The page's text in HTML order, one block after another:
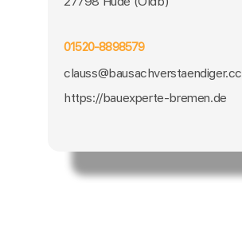
01520-8898579
clauss@bausachverstaendiger.cc
https://bauexperte-bremen.de